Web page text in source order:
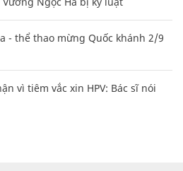
- thể thao mừng Quốc khánh 2/9
vì tiêm vắc xin HPV: Bác sĩ nói